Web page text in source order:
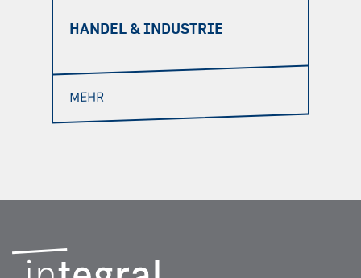
HANDEL & INDUSTRIE
MEHR